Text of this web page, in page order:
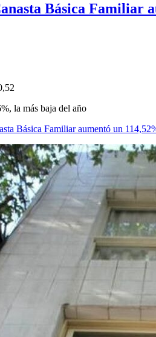
Básica Familiar
la más baja del año
Básica Familiar aumentó un